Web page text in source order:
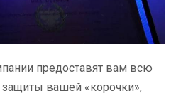
предоставят вам всю
вашей «корочки»,